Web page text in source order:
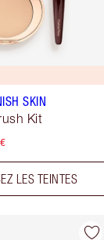
SKIN
Kit
LES TEINTES